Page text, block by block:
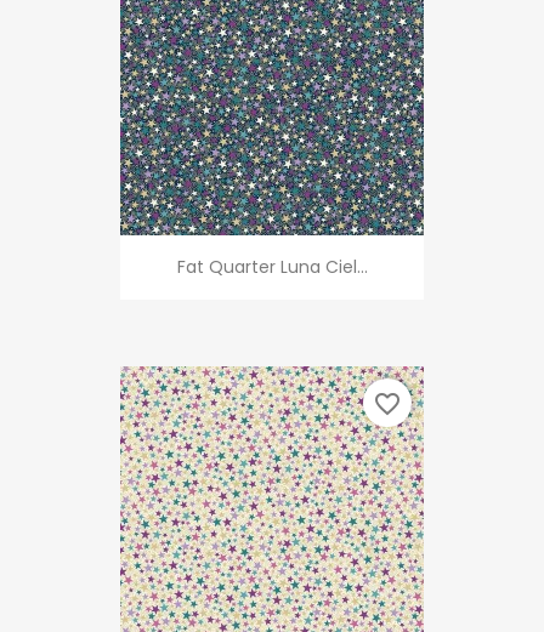
Fat Quarter Luna Ciel...
favorite_border